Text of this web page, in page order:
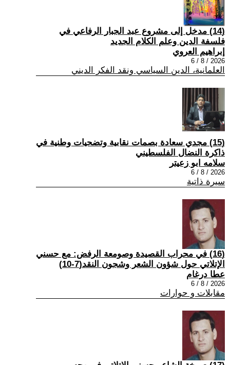
(14) مدخل إلى مشروع عبد الجبار الرفاعي في
فلسفة الدين وعلم الكلام الجديد
إبراهيم العروي
2026 / 8 / 6
العلمانية، الدين السياسي ونقد الفكر الديني
(15) مجدي سعادة بصمات نقابية وتضحيات وطنية في
ذاكرة النضال الفلسطيني
سلامه ابو زعيتر
2026 / 8 / 6
سيرة ذاتية
(16) في محراب القصيدة وصومعة الرفض: مع حسني
الإتلاتي حول شؤون الشعر وشجون النقد(7-10)
عطا درغام
2026 / 8 / 6
مقابلات و حوارات